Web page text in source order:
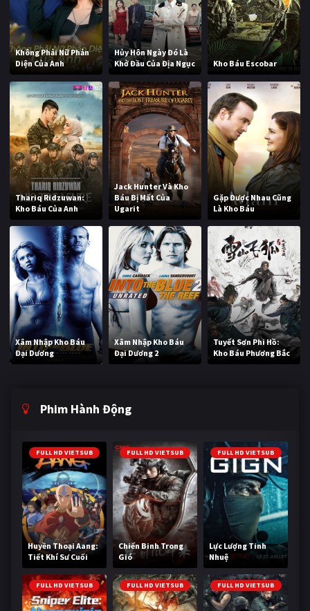
Không Phải Nữ Phản
Diện Của Anh
Hủy Hôn Ngày Đó Là
Khở Đầu Của Địa Ngục
Kho Báu Escobar
Thariq Ridzuwan:
Kho Báu Của Anh
Jack Hunter Và Kho
Báu Bị Mất Của
Ugarit
Gặp Được Nhau Cũng
Là Kho Báu
Xâm Nhập Kho Báu
Đại Dương
Xâm Nhập Kho Báu
Đại Dương 2
Tuyết Sơn Phi Hồ:
Kho Báu Phương Bắc
Phim Hành Động
FULL HD VIETSUB
Huyền Thoại Aang:
Tiết Khí Sư Cuối
Cùng
FULL HD VIETSUB
Chiến Binh Trong
Gió
FULL HD VIETSUB
Lực Lượng Tinh
Nhuệ
FULL HD VIETSUB FULL HD VIETSUB FULL HD VIETSUB